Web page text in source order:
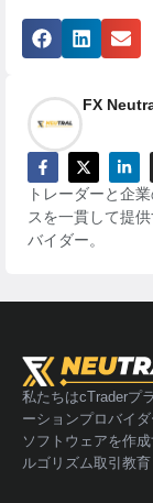
FX
トレーダーと企
スを一貫して提
バイダー。
私たちはcTraderプ
ーションプロバイ
ソフトウェアを作
ルゴリズム取引教